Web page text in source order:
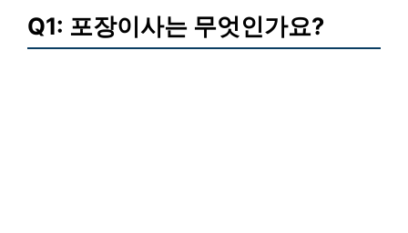
Q1: 포장이사는 무엇인가요?